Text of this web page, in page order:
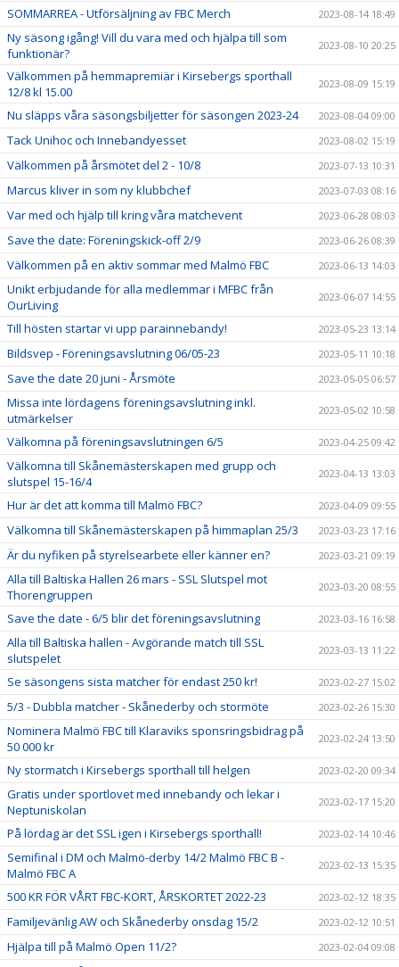
SOMMARREA - Utförsäljning av FBC Merch 2023-08-14 18:49
Ny säsong igång! Vill du vara med och hjälpa till som
funktionär?
2023-08-10 20:25
Välkommen på hemmapremiär i Kirsebergs sporthall
12/8 kl 15.00
2023-08-09 15:19
Nu släpps våra säsongsbiljetter för säsongen 2023-24 2023-08-04 09:00
Tack Unihoc och Innebandyesset 2023-08-02 15:19
Välkommen på årsmötet del 2 - 10/8 2023-07-13 10:31
Marcus kliver in som ny klubbchef 2023-07-03 08:16
Var med och hjälp till kring våra matchevent 2023-06-28 08:03
Save the date: Föreningskick-off 2/9 2023-06-26 08:39
Välkommen på en aktiv sommar med Malmö FBC 2023-06-13 14:03
Unikt erbjudande för alla medlemmar i MFBC från
OurLiving
2023-06-07 14:55
Till hösten startar vi upp parainnebandy! 2023-05-23 13:14
Bildsvep - Föreningsavslutning 06/05-23 2023-05-11 10:18
Save the date 20 juni - Årsmöte 2023-05-05 06:57
Missa inte lördagens föreningsavslutning inkl.
utmärkelser
2023-05-02 10:58
Välkomna på föreningsavslutningen 6/5 2023-04-25 09:42
Välkomna till Skånemästerskapen med grupp och
slutspel 15-16/4
2023-04-13 13:03
Hur är det att komma till Malmö FBC? 2023-04-09 09:55
Välkomna till Skånemästerskapen på himmaplan 25/3 2023-03-23 17:16
Är du nyfiken på styrelsearbete eller känner en? 2023-03-21 09:19
Alla till Baltiska Hallen 26 mars - SSL Slutspel mot
Thorengruppen
2023-03-20 08:55
Save the date - 6/5 blir det föreningsavslutning 2023-03-16 16:58
Alla till Baltiska hallen - Avgörande match till SSL
slutspelet
2023-03-13 11:22
Se säsongens sista matcher för endast 250 kr! 2023-02-27 15:02
5/3 - Dubbla matcher - Skånederby och stormöte 2023-02-26 15:30
Nominera Malmö FBC till Klaraviks sponsringsbidrag på
50 000 kr
2023-02-24 13:50
Ny stormatch i Kirsebergs sporthall till helgen 2023-02-20 09:34
Gratis under sportlovet med innebandy och lekar i
Neptuniskolan
2023-02-17 15:20
På lördag är det SSL igen i Kirsebergs sporthall! 2023-02-14 10:46
Semifinal i DM och Malmö-derby 14/2 Malmö FBC B -
Malmö FBC A
2023-02-13 15:35
500 KR FÖR VÅRT FBC-KORT, ÅRSKORTET 2022-23 2023-02-12 18:35
Familjevänlig AW och Skånederby onsdag 15/2 2023-02-12 10:51
Hjälpa till på Malmö Open 11/2? 2023-02-04 09:08